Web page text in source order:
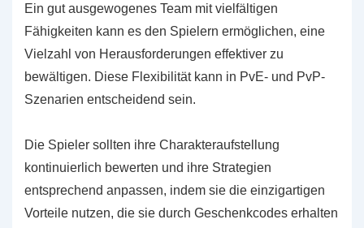
Ein gut ausgewogenes Team mit vielfältigen
Fähigkeiten kann es den Spielern ermöglichen, eine
Vielzahl von Herausforderungen effektiver zu
bewältigen. Diese Flexibilität kann in PvE- und PvP-
Szenarien entscheidend sein.
Die Spieler sollten ihre Charakteraufstellung
kontinuierlich bewerten und ihre Strategien
entsprechend anpassen, indem sie die einzigartigen
Vorteile nutzen, die sie durch Geschenkcodes erhalten